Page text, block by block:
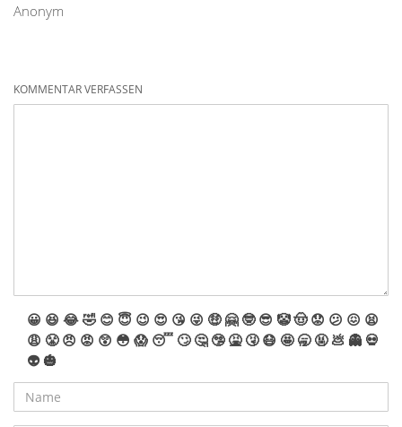
Anonym
KOMMENTAR VERFASSEN
😀 😆 😂🤣 😊 😇 😉 😍 😘 😜 🤑 🤗 🤓 😎 🤡🤠 😟 😕 😖 😫
😩 😤 😠 😡 😲 😳 😱 😴 🙄 🤔 🤥 🤮 🤧 😷 🤩 🥱 🤬 💩 👻 💀
👽 🎃